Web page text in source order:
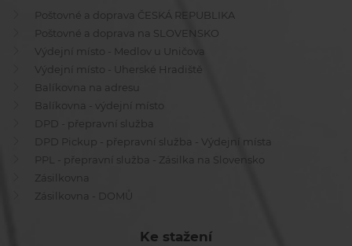
Poštovné a doprava ČESKÁ REPUBLIKA
Poštovné a doprava na SLOVENSKO
Výdejní místo - Medlov u Uničova
Výdejní místo - Uherské Hradiště
Balíkovna na adresu
Balíkovna - výdejní místo
DPD - přepravní služba
DPD Pickup - přepravní služba - Výdejní místa
PPL - přepravní služba - Zásilka na Slovensko
Zásilkovna
Zásilkovna - DOMŮ
Ke stažení